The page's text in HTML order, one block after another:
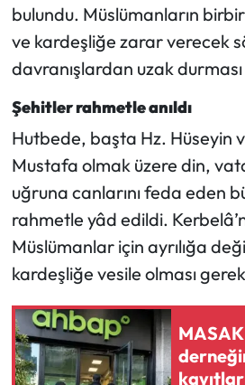
bulundu. Müslümanların
ve kardeşliğe zarar verecek
davranışlardan uzak
Şehitler rahmetle anıldı
Hutbede, başta Hz. Hüseyin
Mustafa olmak üzere din,
uğruna canlarını feda eden
rahmetle yâd edildi.
Müslümanlar için ayrılığa
kardeşliğe vesile olması